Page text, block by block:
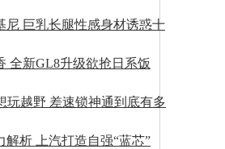
尼 巨乳长腿性感身材诱惑十
全新GL8升级欲抢日系饭
玩越野 差速锁神通到底有多
解析 上汽打造自强“蓝芯”